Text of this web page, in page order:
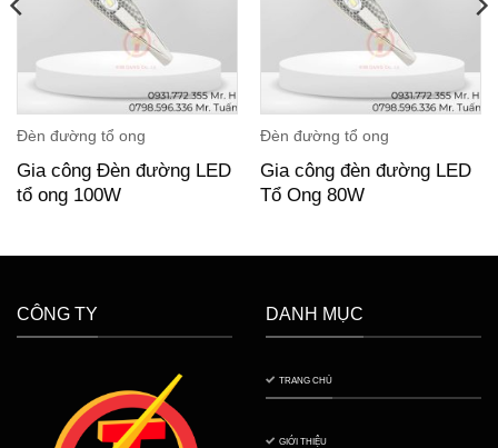
Đèn đường tổ ong
Gia công Đèn đường LED
tổ ong 100W
Đèn đường tổ ong
Gia công đèn đường LED
Tổ Ong 80W
CÔNG TY DANH MỤC
TRANG CHỦ
GIỚI THIỆU